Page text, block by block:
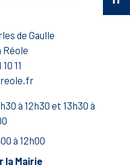
de Gaulle
Réole
11
à 12h30 et 13h30 à
à 12h00
la Mairie